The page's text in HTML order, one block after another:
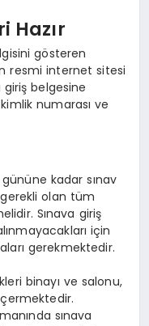
Hazır
gösteren
resmi internet sitesi
giriş belgesine
numarası ve
gününe kadar sınav
olan tüm
Sınava giriş
için
gerekmektedir.
binayı ve salonu,
sınava